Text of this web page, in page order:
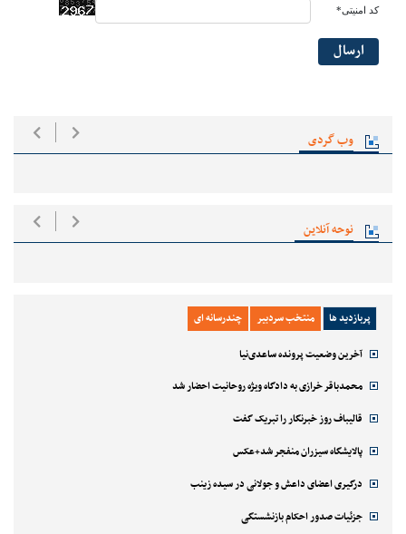
وب گردی
نوحه آنلاین
پربازدید ها منتخب سردبیر چندرسانه ای
آخرین وضعیت پرونده ساعدی‌نیا
محمدباقر خرازی به دادگاه ویژه روحانیت احضار شد
قالیباف روز خبرنگار را تبریک گفت
پالایشگاه سیزران منفجر شد+عکس
درگیری اعضای داعش و جولانی در سیده زینب
جزئیات صدور احکام بازنشستگی
کد امنیتی*
ارسال